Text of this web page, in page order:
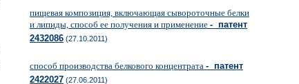
пищевая композиция, включающая сывороточные белки
и липиды, способ ее получения и применение - патент
2432086 (27.10.2011)
способ производства белкового концентрата - патент
2422027 (27.06.2011)